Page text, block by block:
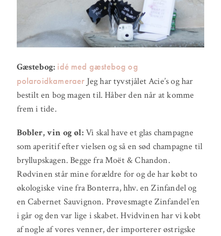
Gæstebog: idé med gæstebog og
polaroidkameraer Jeg har tyvstjålet Acie’s og har
bestilt en bog magen til. Håber den når at komme
frem i tide.
Bobler, vin og øl:Vi skal have et glas champagne
som aperitif efter vielsen og så en sød champagne til
bryllupskagen. Begge fra Moët & Chandon.
Rødvinen står mine forældre for og de har købt to
økologiske vine fra Bonterra, hhv. en Zinfandel og
en Cabernet Sauvignon. Prøvesmagte Zinfandel’en
i går og den var lige i skabet. Hvidvinen har vi købt
af nogle af vores venner, der importerer østrigske